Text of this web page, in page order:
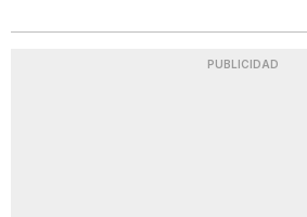
PUBLICIDAD